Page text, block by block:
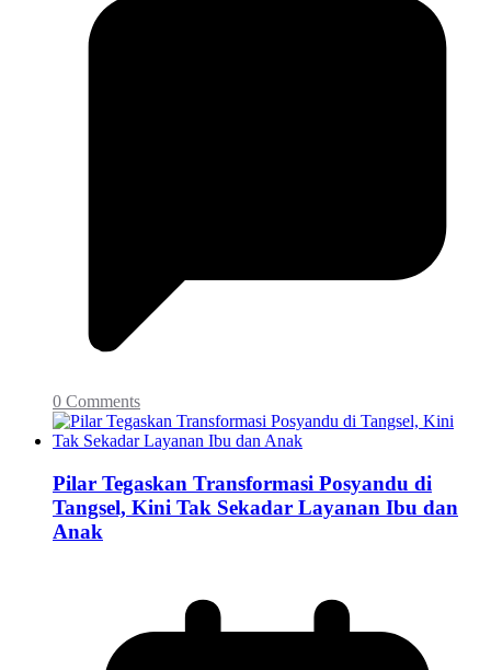
0 Comments
Pilar Tegaskan Transformasi Posyandu di
Tangsel, Kini Tak Sekadar Layanan Ibu dan
Anak